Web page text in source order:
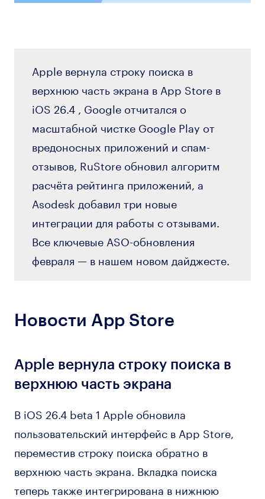
Apple вернула строку поиска в
верхнюю часть экрана в App Store в
iOS 26.4 , Google отчитался о
масштабной чистке Google Play от
вредоносных приложений и спам-
отзывов, RuStore обновил алгоритм
расчёта рейтинга приложений, а
Asodesk добавил три новые
интеграции для работы с отзывами.
Все ключевые ASO-обновления
февраля — в нашем новом дайджесте.
Новости App Store
Apple вернула строку поиска в
верхнюю часть экрана
В iOS 26.4 beta 1 Apple обновила
пользовательский интерфейс в App Store,
переместив строку поиска обратно в
верхнюю часть экрана. Вкладка поиска
теперь также интегрирована в нижнюю